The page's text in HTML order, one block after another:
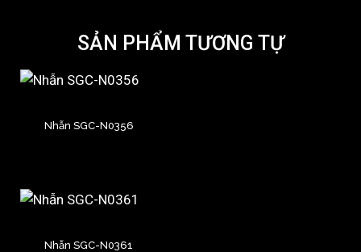
SẢN PHẨM TƯƠNG TỰ
Nhẫn SGC-N0356
Nhẫn SGC-N0361